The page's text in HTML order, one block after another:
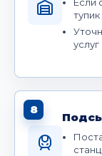
услуг
8